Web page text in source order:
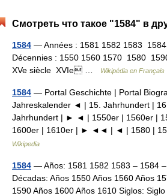
Смотреть что такое "1584" в
1584 — Années : 1581 1582 1583
Décennies : 1550 1560 1570 1580
XVe siècle XVIe …
Wikipédia en Français
1584 — Portal Geschichte | Portal
Jahreskalender ◄ | 15. Jahrhundert |
Jahrhundert | ► ◄ | 1550er | 1560er |
1600er | 1610er | ► ◄◄ | ◄ | 1580 |
Wikipedia
1584 — Años: 1581 1582 1583 – 1584
Décadas: Años 1550 Años 1560 Años
1590 Años 1600 Años 1610 Siglos: